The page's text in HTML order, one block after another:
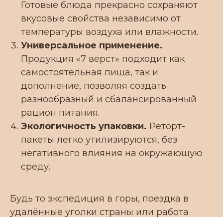
Готовые блюда прекрасно сохраняют
вкусовые свойства независимо от
температуры воздуха или влажности.
Универсальное применение.
Продукция «7 верст» подходит как
самостоятельная пища, так и
дополнение, позволяя создать
разнообразный и сбалансированный
рацион питания.
Экологичность упаковки. Реторт-
пакеты легко утилизируются, без
негативного влияния на окружающую
среду.
Будь то экспедиция в горы, поездка в
удалённые уголки страны или работа
массив, Пашковский, ул. Крупской, 18